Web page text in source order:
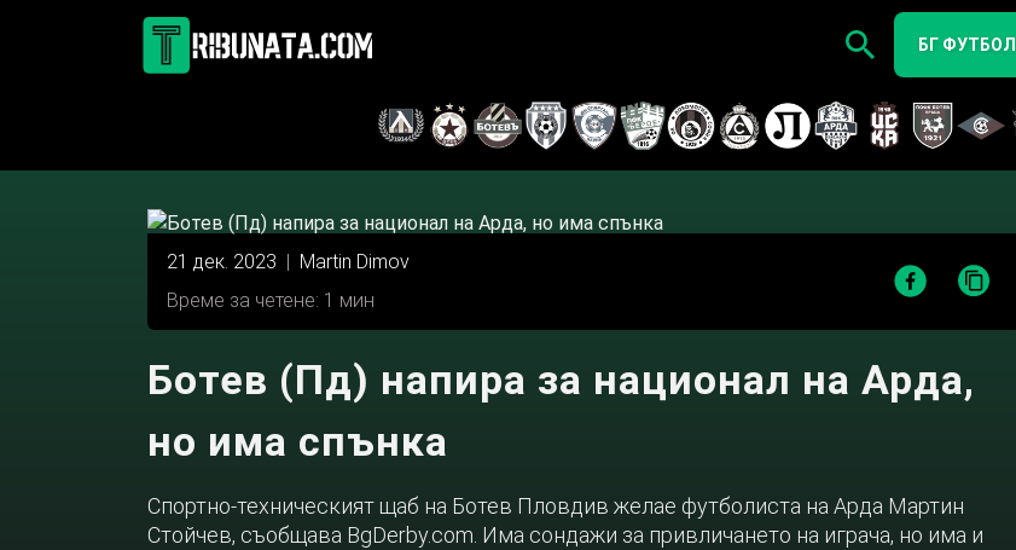
БГ ФУТБОЛ
21 дек. 2023 | Martin Dimov
Време за четене: 1 мин
Ботев (Пд) напира за национал на Арда,
но има спънка
Спортно-техническият щаб на Ботев Пловдив желае футболиста на Арда Мартин
Стойчев, съобщава BgDerby.com. Има сондажи за привличането на играча, но има и